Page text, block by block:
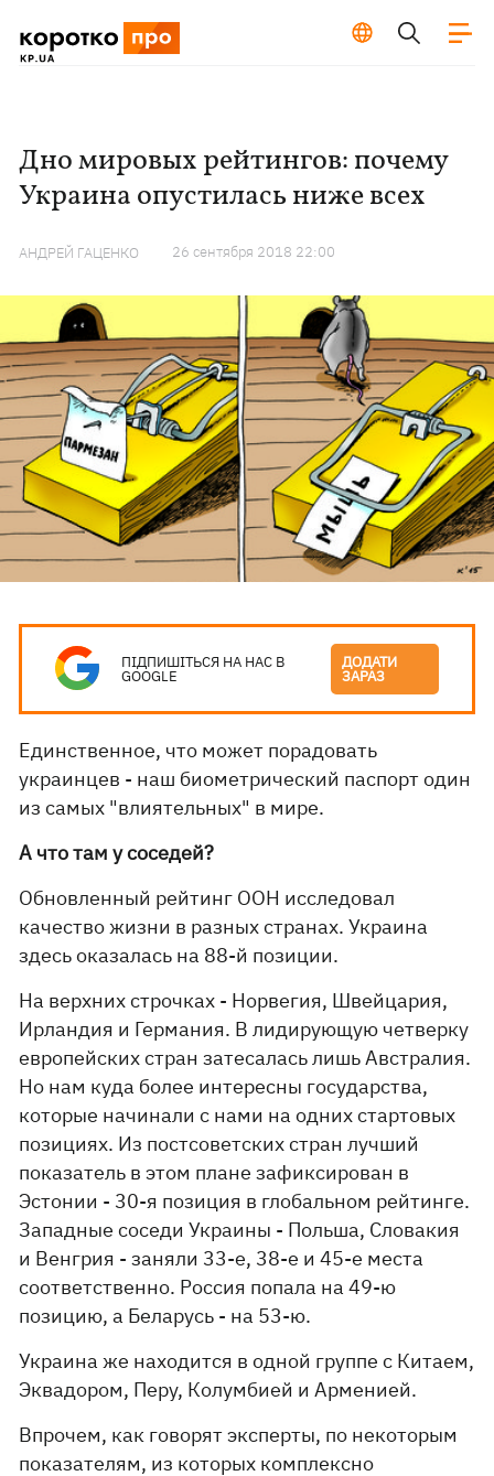
Дно мировых рейтингов: почему
Украина опустилась ниже всех
АНДРЕЙ ГАЦЕНКО 26 сентября 2018 22:00
ПІДПИШІТЬСЯ НА НАС В
GOOGLE
ДОДАТИ
ЗАРАЗ
Единственное, что может порадовать
украинцев - наш биометрический паспорт один
из самых "влиятельных" в мире.
А что там у соседей?
Обновленный рейтинг ООН исследовал
качество жизни в разных странах. Украина
здесь оказалась на 88-й позиции.
На верхних строчках - Норвегия, Швейцария,
Ирландия и Германия. В лидирующую четверку
европейских стран затесалась лишь Австралия.
Но нам куда более интересны государства,
которые начинали с нами на одних стартовых
позициях. Из постсоветских стран лучший
показатель в этом плане зафиксирован в
Эстонии - 30-я позиция в глобальном рейтинге.
Западные соседи Украины - Польша, Словакия
и Венгрия - заняли 33-е, 38-е и 45-е места
соответственно. Россия попала на 49-ю
позицию, а Беларусь - на 53-ю.
Украина же находится в одной группе с Китаем,
Эквадором, Перу, Колумбией и Арменией.
Впрочем, как говорят эксперты, по некоторым
показателям, из которых комплексно